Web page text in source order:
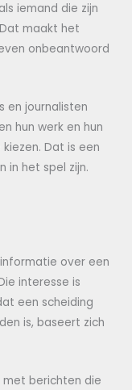
iemand die zijn
maakt het
onbeantwoord
en journalisten
hun werk en hun
Dat is een
in het spel zijn.
over een
interesse is
een scheiding
is, baseert zich
berichten die